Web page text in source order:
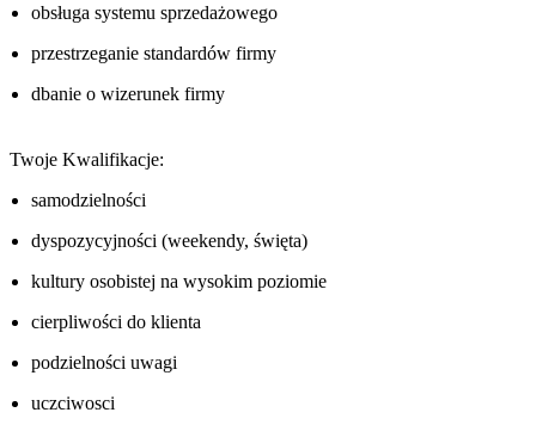
obsługa systemu sprzedażowego
przestrzeganie standardów firmy
dbanie o wizerunek firmy
Twoje Kwalifikacje:
samodzielności
dyspozycyjności (weekendy, święta)
kultury osobistej na wysokim poziomie
cierpliwości do klienta
podzielności uwagi
uczciwosci